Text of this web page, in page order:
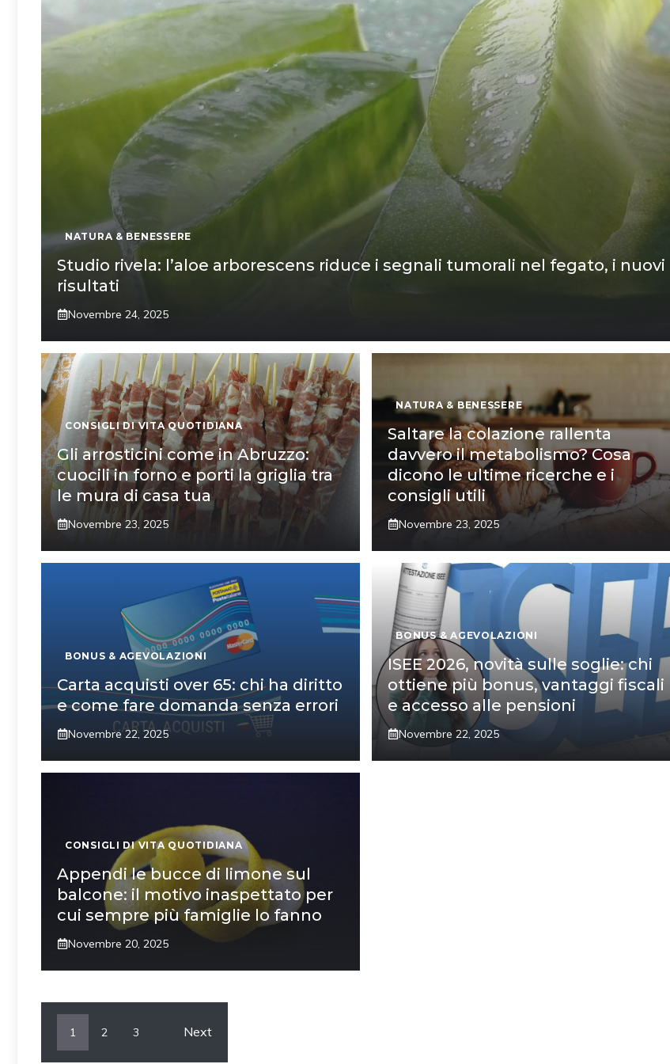
NATURA & BENESSERE
Studio rivela: l’aloe arborescens riduce i segnali tumorali nel fegato, i nuovi
risultati
Novembre 24, 2025
CONSIGLI DI VITA QUOTIDIANA
Gli arrosticini come in Abruzzo:
cuocili in forno e porti la griglia tra
le mura di casa tua
Novembre 23, 2025
NATURA & BENESSERE
Saltare la colazione rallenta
davvero il metabolismo? Cosa
dicono le ultime ricerche e i
consigli utili
Novembre 23, 2025
BONUS & AGEVOLAZIONI
Carta acquisti over 65: chi ha diritto
e come fare domanda senza errori
Novembre 22, 2025
BONUS & AGEVOLAZIONI
ISEE 2026, novità sulle soglie: chi
ottiene più bonus, vantaggi fiscali
e accesso alle pensioni
Novembre 22, 2025
CONSIGLI DI VITA QUOTIDIANA
Appendi le bucce di limone sul
balcone: il motivo inaspettato per
cui sempre più famiglie lo fanno
Novembre 20, 2025
1 2 3 Next